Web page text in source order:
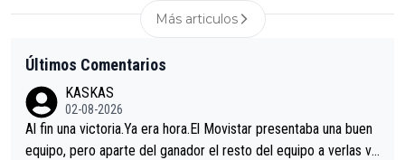
Más articulos
Últimos Comentarios
KASKAS
02-08-2026
Al fin una victoria.Ya era hora.El Movistar presentaba una buen
equipo, pero aparte del ganador el resto del equipo a verlas ve